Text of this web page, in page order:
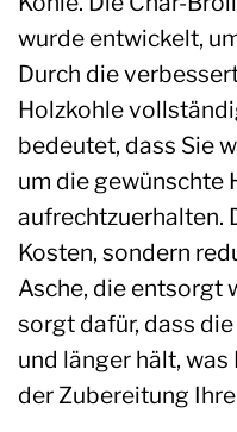
wurde entwickelt,
Durch die
Holzkohle
bedeutet, dass Sie
um die gewünschte
aufrechtzuerhalten.
Kosten, sondern
Asche, die entsorgt
sorgt dafür, dass
und länger hält,
der Zubereitung